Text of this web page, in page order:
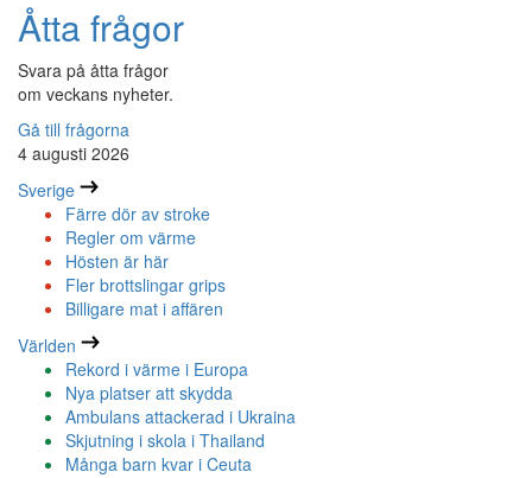
Åtta frågor
Svara på åtta frågor
om veckans nyheter.
Gå till frågorna
4 augusti 2026
Sverige
Färre dör av stroke
Regler om värme
Hösten är här
Fler brottslingar grips
Billigare mat i affären
Världen
Rekord i värme i Europa
Nya platser att skydda
Ambulans attackerad i Ukraina
Skjutning i skola i Thailand
Många barn kvar i Ceuta